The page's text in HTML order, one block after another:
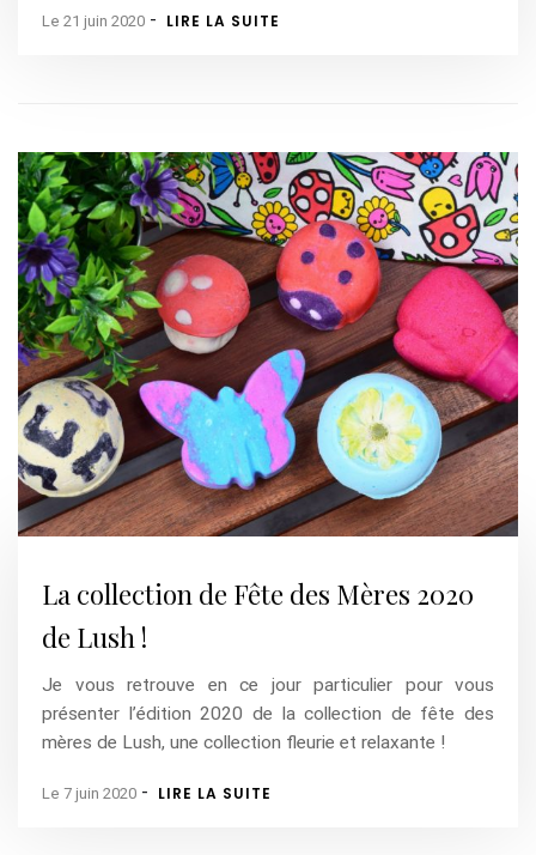
Le 21 juin 2020 - LIRE LA SUITE
La collection de Fête des Mères 2020
de Lush !
Je vous retrouve en ce jour particulier pour vous
présenter l’édition 2020 de la collection de fête des
mères de Lush, une collection fleurie et relaxante !
Le 7 juin 2020 - LIRE LA SUITE